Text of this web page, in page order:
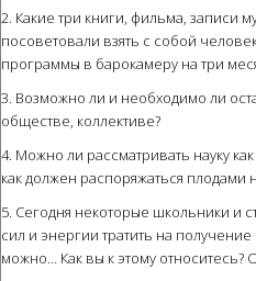
2. Какие три книги, фильма, записи
посоветовали взять с собой
программы в барокамеру на три
3. Возможно ли и необходимо ли
обществе, коллективе?
4. Можно ли рассматривать науку
как должен распоряжаться плодами
5. Сегодня некоторые школьники и
сил и энергии тратить на
можно… Как вы к этому относитесь?